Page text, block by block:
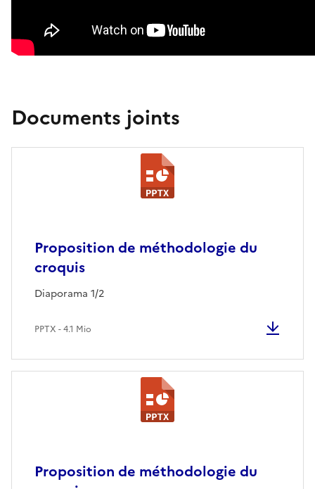
Documents joints
Proposition de méthodologie du
croquis
Diaporama 1/2
PPTX - 4.1 Mio
Proposition de méthodologie du